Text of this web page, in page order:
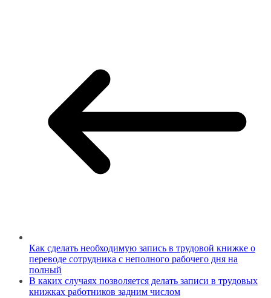
Как сделать необходимую запись в трудовой книжке о
переводе сотрудника с неполного рабочего дня на
полный
В каких случаях позволяется делать записи в трудовых
книжках работников задним числом